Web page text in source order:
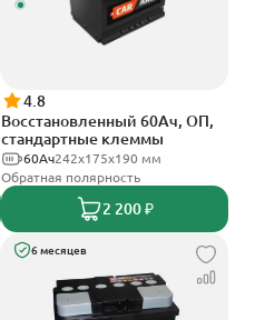
4.8
Восстановленный 60Ач, ОП,
стандартные клеммы
242х175х190 мм
60Ач
Обратная полярность
2 200 ₽
6 месяцев